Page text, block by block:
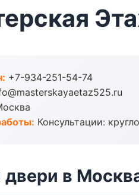
+7-934-251-54-74
Консультации:
двери в